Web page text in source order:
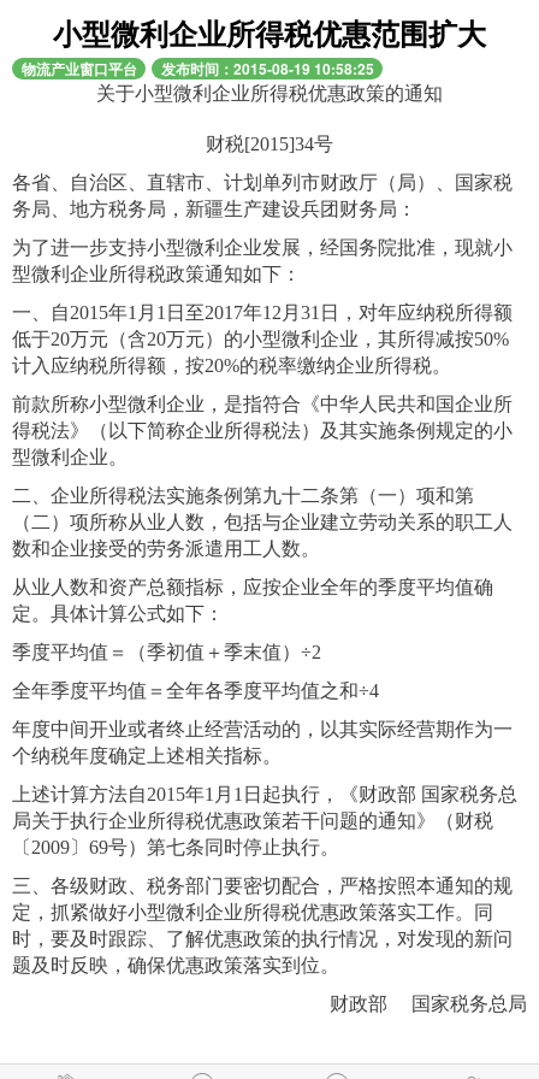
小型微利企业所得税优惠范围扩大
物流产业窗口平台 发布时间：2015-08-19 10:58:25
关于小型微利企业所得税优惠政策的通知
财税[2015]34号
各省、自治区、直辖市、计划单列市财政厅（局）、国家税
务局、地方税务局，新疆生产建设兵团财务局：
为了进一步支持小型微利企业发展，经国务院批准，现就小
型微利企业所得税政策通知如下：
一、自2015年1月1日至2017年12月31日，对年应纳税所得额
低于20万元（含20万元）的小型微利企业，其所得减按50%
计入应纳税所得额，按20%的税率缴纳企业所得税。
前款所称小型微利企业，是指符合《中华人民共和国企业所
得税法》（以下简称企业所得税法）及其实施条例规定的小
型微利企业。
二、企业所得税法实施条例第九十二条第（一）项和第
（二）项所称从业人数，包括与企业建立劳动关系的职工人
数和企业接受的劳务派遣用工人数。
从业人数和资产总额指标，应按企业全年的季度平均值确
定。具体计算公式如下：
季度平均值＝（季初值＋季末值）÷2
全年季度平均值＝全年各季度平均值之和÷4
年度中间开业或者终止经营活动的，以其实际经营期作为一
个纳税年度确定上述相关指标。
上述计算方法自2015年1月1日起执行，《财政部 国家税务总
局关于执行企业所得税优惠政策若干问题的通知》（财税
〔2009〕69号）第七条同时停止执行。
三、各级财政、税务部门要密切配合，严格按照本通知的规
定，抓紧做好小型微利企业所得税优惠政策落实工作。同
时，要及时跟踪、了解优惠政策的执行情况，对发现的新问
题及时反映，确保优惠政策落实到位。
财政部 国家税务总局